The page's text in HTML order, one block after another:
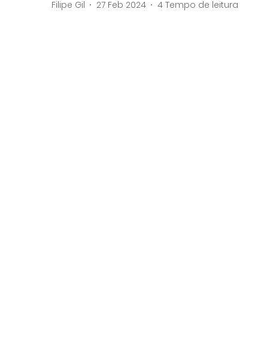
Filipe Gil 27 Feb 2024 4 Tempo de leitura